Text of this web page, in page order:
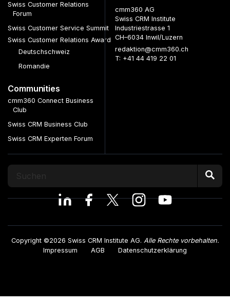
Swiss Customer Relations
Forum
Swiss Customer Service Summit
Swiss Customer Relations Award
Deutschschweiz
Romandie
Communities
cmm360 Connect Business
Club
Swiss CRM Business Club
Swiss CRM Experten Forum
cmm360 AG
Swiss CRM Institute
Industriestrasse 1
CH–6034 Inwil/Luzern
redaktion@cmm360.ch
T: +41 44 419 22 01
Copyright ©2026 Swiss CRM Institute AG. Alle Rechte vorbehalten.
Impressum
AGB Datenschutzerklärung